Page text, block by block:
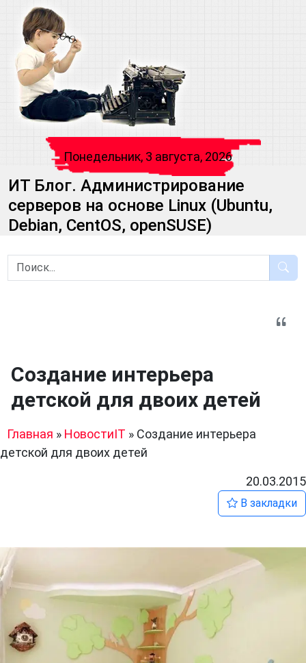
Понедельник, 3 августа, 2026
ИТ Блог. Администрирование
серверов на основе Linux (Ubuntu,
Debian, CentOS, openSUSE)
Создание интерьера
детской для двоих детей
Главная » НовостиIT » Создание интерьера
детской для двоих детей
20.03.2015
В закладки